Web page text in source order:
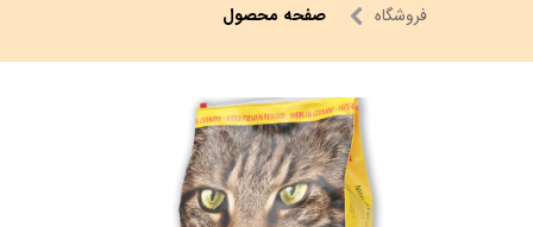
خروج از حساب کاربری
فروشگاه صفحه محصول